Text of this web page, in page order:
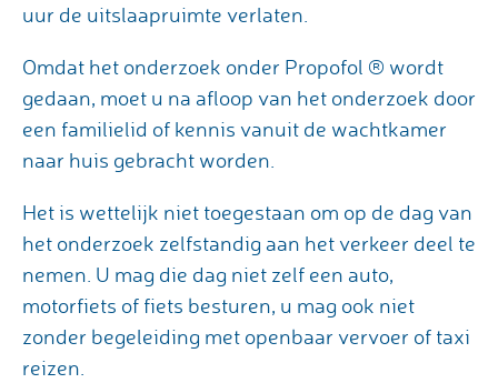
uur de uitslaapruimte verlaten.
Omdat het onderzoek onder Propofol ® wordt
gedaan, moet u na afloop van het onderzoek door
een familielid of kennis vanuit de wachtkamer
naar huis gebracht worden.
Het is wettelijk niet toegestaan om op de dag van
het onderzoek zelfstandig aan het verkeer deel te
nemen. U mag die dag niet zelf een auto,
motorfiets of fiets besturen, u mag ook niet
zonder begeleiding met openbaar vervoer of taxi
reizen.